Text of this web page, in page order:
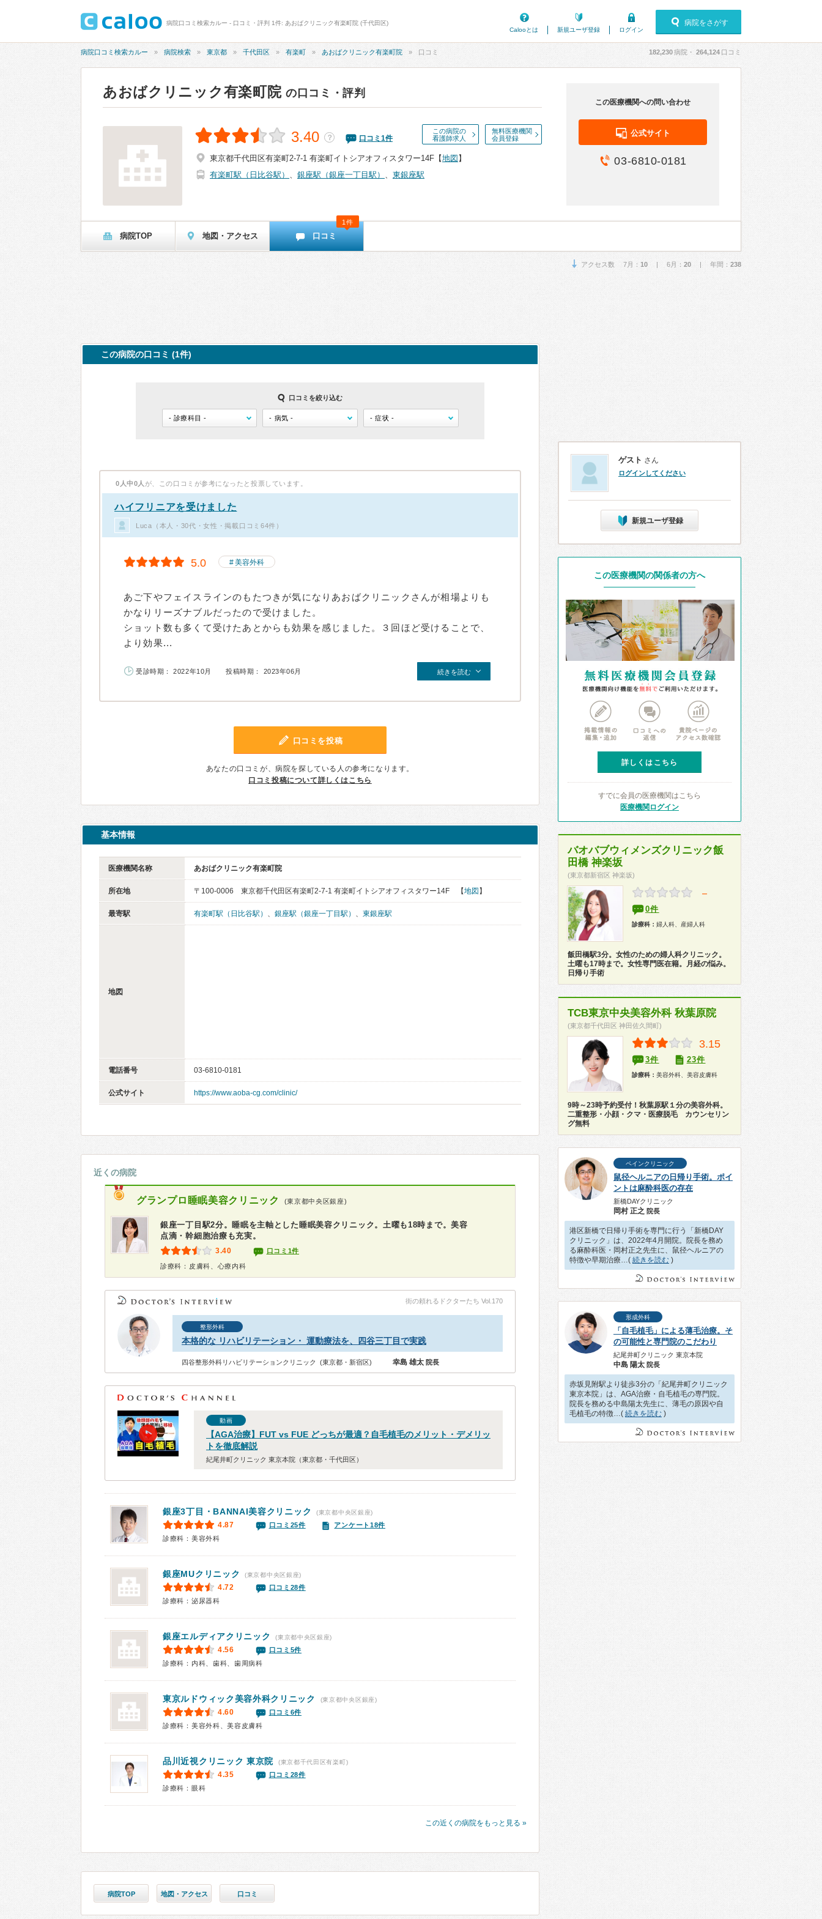
病院口コミ検索カルー - 口コミ・評判 1件: あおばクリニック有楽町院 (千代田区)
Calooとは
新規ユーザ登録 ログイン
病院をさがす
病院口コミ検索カルー 病院検索 東京都 千代田区 有楽町 あおばクリニック有楽町院 口コミ 182,230病院・ 264,124 口コミ
あおばクリニック有楽町院 の口コミ・評判
この病院の
看護師求人
無料医療機関
会員登録
3.40 ？ 口コミ 1件
東京都千代田区有楽町2-7-1 有楽町イトシアオフィスタワー14F 【地図 】
有楽町駅（日比谷駅） 、 銀座駅（銀座一丁目駅） 、 東銀座駅
この医療機関への問い合わせ
公式サイト
03-6810-0181
病院TOP 地図・アクセス 口コミ
1件
アクセス数 7月： 10 | 6月： 20 | 年間： 238
この病院の口コミ (1件)
口コミを絞り込む
0人中0人 が、この口コミが参考になったと投票しています。
ハイフリニアを受けました
Luca（本人・30代・女性・掲載口コミ64件）
5.0 美容外科
あご下やフェイスラインのもたつきが気になりあおばクリニックさんが相場よりも
かなりリーズナブルだったので受けました。
ショット数も多くて受けたあとからも効果を感じました。３回ほど受けることで、
より効果...
受診時期： 2022年10月 投稿時期： 2023年06月 続きを読む
口コミを投稿
あなたの口コミが、病院を探している人の参考になります。
口コミ投稿について詳しくはこちら
基本情報
医療機関名称 あおばクリニック有楽町院
所在地 〒100-0006 東京都千代田区有楽町2-7-1 有楽町イトシアオフィスタワー14F 【地図 】
最寄駅 有楽町駅（日比谷駅） 、 銀座駅（銀座一丁目駅） 、 東銀座駅
地図
電話番号 03-6810-0181
公式サイト https://www.aoba-cg.com/clinic/
近くの病院
グランプロ睡眠美容クリニック (東京都中央区銀座)
銀座一丁目駅2分。睡眠を主軸とした睡眠美容クリニック。土曜も18時まで。美容
点滴・幹細胞治療も充実。
3.40 口コミ1件
診療科：皮膚科、心療内科
街の頼れるドクターたち Vol.170
整形外科
本格的な リハビリテーション・ 運動療法を、四谷三丁目で実践
四谷整形外科リハビリテーションクリニック (東京都・新宿区) 幸島 雄太 院長
動画
【AGA治療】FUT vs FUE どっちが最適？自毛植毛のメリット・デメリッ
トを徹底解説
紀尾井町クリニック 東京本院（東京都・千代田区）
銀座3丁目・BANNAI美容クリニック (東京都中央区銀座)
4.87 口コミ25件
アンケート18件
診療科：美容外科
銀座MUクリニック (東京都中央区銀座)
4.72
口コミ28件
診療科：泌尿器科
銀座エルディアクリニック (東京都中央区銀座)
4.56
口コミ5件
診療科：内科、歯科、歯周病科
東京ルドウィック美容外科クリニック (東京都中央区銀座)
4.60
口コミ6件
診療科：美容外科、美容皮膚科
品川近視クリニック 東京院 (東京都千代田区有楽町)
4.35
口コミ28件
診療科：眼科
この近くの病院をもっと見る »
病院TOP 地図・アクセス 口コミ
ゲスト さん
ログインしてください
新規ユーザ登録
この医療機関の関係者の方へ
詳しくはこちら
すでに会員の医療機関はこちら
医療機関ログイン
バオバブウィメンズクリニック飯
田橋 神楽坂
(東京都新宿区 神楽坂)
－
0件
診療科： 婦人科、産婦人科
飯田橋駅3分。女性のための婦人科クリニック。
土曜も17時まで。女性専門医在籍。月経の悩み。
日帰り手術
TCB東京中央美容外科 秋葉原院
(東京都千代田区 神田佐久間町)
3.15
3件 23件
診療科： 美容外科、美容皮膚科
9時～23時予約受付！秋葉原駅１分の美容外科。
二重整形・小顔・クマ・医療脱毛 カウンセリン
グ無料
ペインクリニック
鼠径ヘルニアの日帰り手術。ポイ
ントは麻酔科医の存在
新橋DAYクリニック
岡村 正之 院長
港区新橋で日帰り手術を専門に行う「新橋DAY
クリニック」は、2022年4月開院。院長を務め
る麻酔科医・岡村正之先生に、鼠径ヘルニアの
特徴や早期治療…( 続きを読む )
形成外科
「自毛植毛」による薄毛治療。そ
の可能性と専門院のこだわり
紀尾井町クリニック 東京本院
中島 陽太 院長
赤坂見附駅より徒歩3分の「紀尾井町クリニック
東京本院」は、AGA治療・自毛植毛の専門院。
院長を務める中島陽太先生に、薄毛の原因や自
毛植毛の特徴…( 続きを読む )